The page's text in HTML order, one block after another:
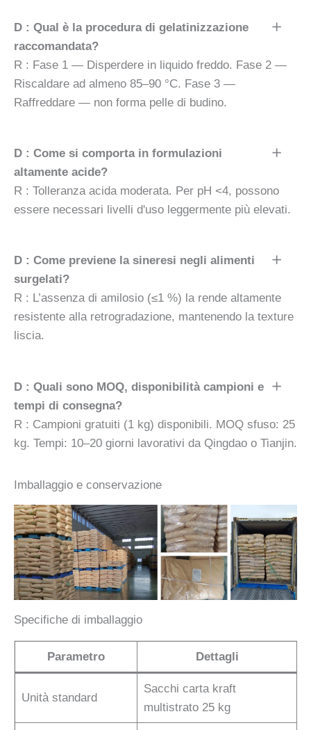
D : Qual è la procedura di gelatinizzazione
raccomandata?
R : Fase 1 — Disperdere in liquido freddo. Fase 2 —
Riscaldare ad almeno 85–90 °C. Fase 3 —
Raffreddare — non forma pelle di budino.
D : Come si comporta in formulazioni
altamente acide?
R : Tolleranza acida moderata. Per pH <4, possono
essere necessari livelli d'uso leggermente più elevati.
D : Come previene la sineresi negli alimenti
surgelati?
R : L’assenza di amilosio (≤1 %) la rende altamente
resistente alla retrogradazione, mantenendo la texture
liscia.
D : Quali sono MOQ, disponibilità campioni e
tempi di consegna?
R : Campioni gratuiti (1 kg) disponibili. MOQ sfuso: 25
kg. Tempi: 10–20 giorni lavorativi da Qingdao o Tianjin.
Imballaggio e conservazione
Specifiche di imballaggio
Parametro Dettagli
Unità standard
Sacchi carta kraft
multistrato 25 kg